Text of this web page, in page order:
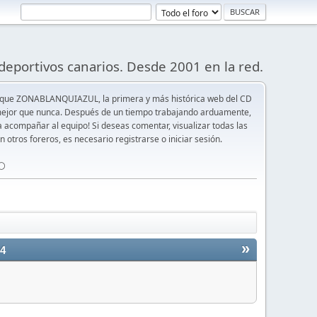
canarios. Desde 2001 en la red.
ZONABLANQUIAZUL, la primera y más histórica web del CD
que nunca. Después de un tiempo trabajando arduamente,
al equipo! Si deseas comentar, visualizar todas las
otros foreros, es necesario registrarse o iniciar sesión.
»